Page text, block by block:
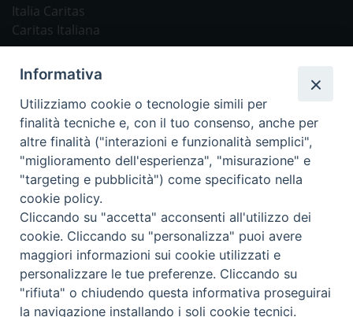
Italia Caritas
Caritas Italiana
Caritas Internationalis
TV 2000
Inblu 2000
Avvenire
Sir
Scarp de’ Tenis
Newsletter
Informativa
Utilizziamo cookie o tecnologie simili per
finalità tecniche e, con il tuo consenso, anche per
altre finalità ("interazioni e funzionalità semplici",
"miglioramento dell'esperienza", "misurazione" e
"targeting e pubblicità") come specificato nella
cookie policy.
Cliccando su "accetta" acconsenti all'utilizzo dei
cookie. Cliccando su "personalizza" puoi avere
maggiori informazioni sui cookie utilizzati e
personalizzare le tue preferenze. Cliccando su
"rifiuta" o chiudendo questa informativa proseguirai
la navigazione installando i soli cookie tecnici.